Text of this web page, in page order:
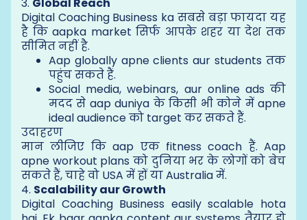
Digital Coaching Business ka सबसे बड़ा फायदा यह
है कि aapka market सिर्फ आपके शहर या देश तक
सीमित नहीं है.
Aap globally apne clients aur students तक
पहुंच सकते हैं.
Social media, webinars, aur online ads की
मदद से aap duniya के किसी भी कोने में apne
ideal audience को target कर सकते हैं.
उदाहरण
मान लीजिए कि aap एक fitness coach हैं. Aap
apne workout plans को दुनिया भर के लोगों को बेच
सकते हैं, चाहे वो USA में हों या Australia में.
4. Scalability aur Growth
Digital Coaching Business easily scalable hota